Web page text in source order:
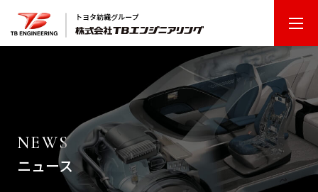
NEWS
ニュース